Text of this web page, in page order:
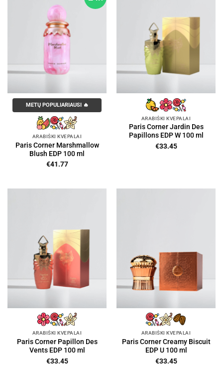
METŲ POPULIARIAUSI 🔥
ARABIŠKI KVEPALAI
Paris Corner Marshmallow
Blush EDP 100 ml
€41.77
ARABIŠKI KVEPALAI
Paris Corner Jardin Des
Papillons EDP W 100 ml
€33.45
ARABIŠKI KVEPALAI
Paris Corner Papillon Des
Vents EDP 100 ml
€33.45
ARABIŠKI KVEPALAI
Paris Corner Creamy Biscuit
EDP U 100 ml
€33.45